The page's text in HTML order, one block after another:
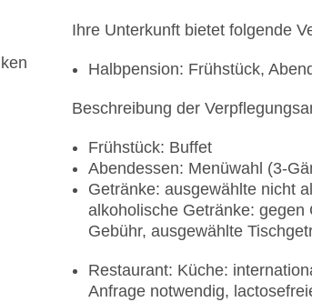
Ihre Unterkunft bietet folgende
Halbpension: Frühstück,
Beschreibung der
Frühstück: Buffet
Abendessen: Menüwahl (3-
Getränke: ausgewählte nicht
alkoholische Getränke:
Gebühr, ausgewählte
Restaurant: Küche:
Anfrage notwendig,